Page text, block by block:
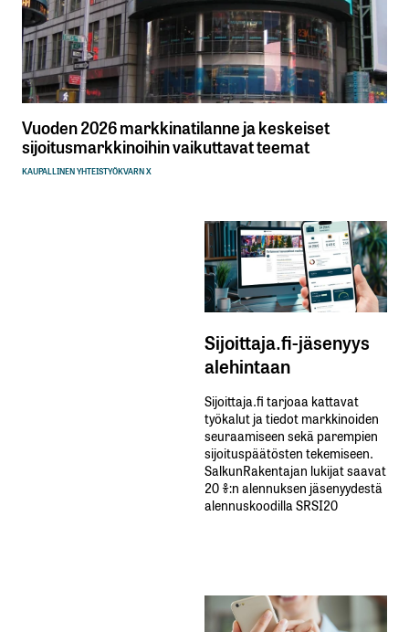
Vuoden 2026 markkinatilanne ja keskeiset
sijoitusmarkkinoihin vaikuttavat teemat
KAUPALLINEN YHTEISTYÖKVARN X
Sijoittaja.fi-jäsenyys
alehintaan
Sijoittaja.fi tarjoaa kattavat
työkalut ja tiedot markkinoiden
seuraamiseen sekä parempien
sijoituspäätösten tekemiseen.
SalkunRakentajan lukijat saavat
20 %:n alennuksen jäsenyydestä
alennuskoodilla SRSI20